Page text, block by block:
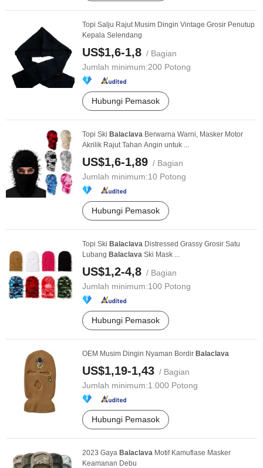
Topi Salju Rajut Musim Dingin Vintage Grosir Penutup
Kepala Selendang
US$1,6-1,8 / Bagian
Jumlah minimum:200 Potong
Hubungi Pemasok
Topi Ski Balaclava Berwarna Warni, Masker Motor
Akrilik Rajut Tahan Angin untuk ...
US$1,6-1,89 / Bagian
Jumlah minimum:10 Potong
Hubungi Pemasok
Topi Ski Balaclava Distressed Grassy Grosir Satu
Lubang Balaclava Ski Mask ...
US$1,2-4,8 / Bagian
Jumlah minimum:100 Potong
Hubungi Pemasok
OEM Musim Dingin Nyaman Bordir Balaclava
US$1,19-1,43 / Bagian
Jumlah minimum:1.000 Potong
Hubungi Pemasok
2023 Gaya Balaclava Motif Kamuflase Masker
Keamanan Debu